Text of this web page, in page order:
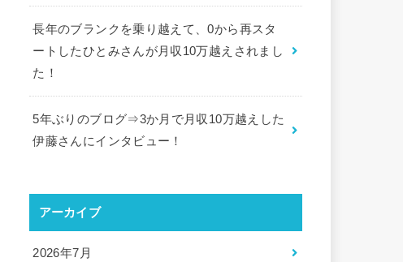
長年のブランクを乗り越えて、0から再スタ
ートしたひとみさんが月収10万越えされまし
た！
5年ぶりのブログ⇒3か月で月収10万越えした
伊藤さんにインタビュー！
アーカイブ
2026年7月